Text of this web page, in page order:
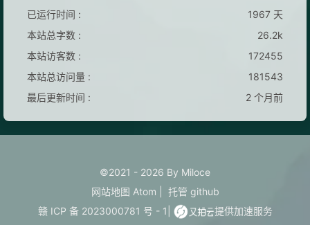
已运行时间 :
1967 天
本站总字数 :
26.2k
本站访客数 :
172455
本站总访问量 :
181543
最后更新时间 :
2 个月前
©2021 - 2026 By Miloce
网站地图 Atom 托管 github
赣 ICP 备 2023000781 号 - 1
提供加速服务